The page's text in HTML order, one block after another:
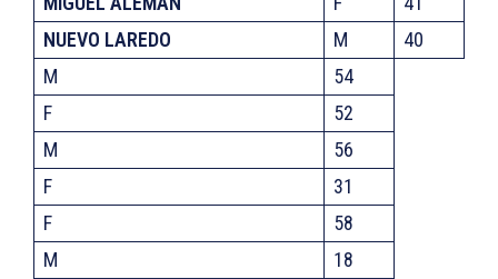
NUEVO LAREDO
M
40
M
54
F
52
M
56
F
31
F
58
M
18